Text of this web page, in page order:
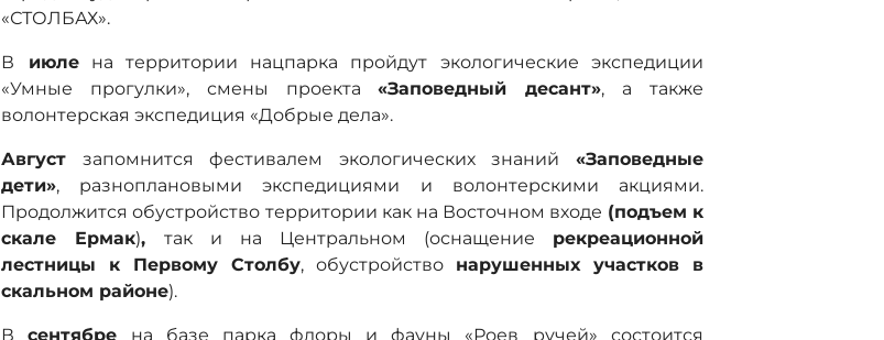
«СТОЛБАХ».
В июлена территории нацпарка пройдут экологические экспедиции
«Умные прогулки», смены проекта«Заповедный десант», а также
волонтерская экспедиция «Добрые дела».
Август запомнится фестивалем экологических знаний «Заповедные
дети», разноплановыми экспедициями и волонтерскими акциями.
Продолжится обустройство территории как на Восточном входе (подъем к
скале Ермак),так и на Центральном (оснащение рекреационной
лестницы к Первому Столбу, обустройство нарушенных участков в
скальном районе).
Всентябре на базе парка флоры и фауны «Роев ручей» состоится